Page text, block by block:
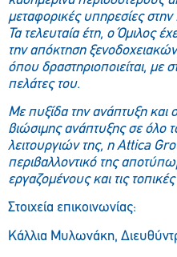
μεταφορικές υπηρεσίες
Τα τελευταία έτη, ο Όμιλος
την απόκτηση
όπου δραστηριοποιείται,
πελάτες του.
Με πυξίδα την ανάπτυξη
βιώσιμης ανάπτυξης σε όλο
λειτουργιών της, ηAttica
περιβαλλοντικό της
εργαζομένους και τις τοπικές
Στοιχεία επικοινωνίας:
Κάλλια Μυλωνάκη,